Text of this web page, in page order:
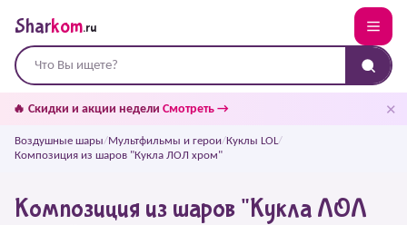
Sharkom.ru
🔥 Скидки и акции недели Смотреть → ✕
Воздушные шары/Мультфильмы и герои/Куклы LOL/
Композиция из шаров "Кукла ЛОЛ хром"
Композиция из шаров "Кукла ЛОЛ